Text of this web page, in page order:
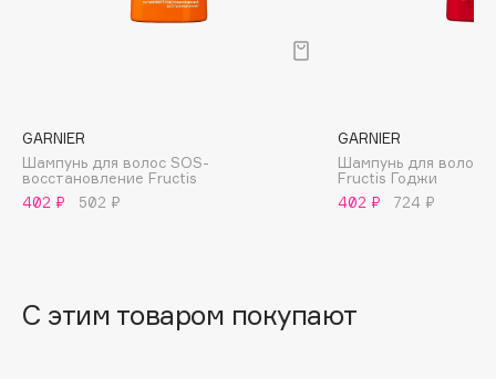
Banderas
Basicare
Beautyblades
НОВИНКА
GARNIER
Шампунь для волос SOS-
восстановление Fructis
402 ₽
502 ₽
GARNIER
Шампунь для волос
Fructis Годжи
402 ₽
724 ₽
С этим товаром покупают